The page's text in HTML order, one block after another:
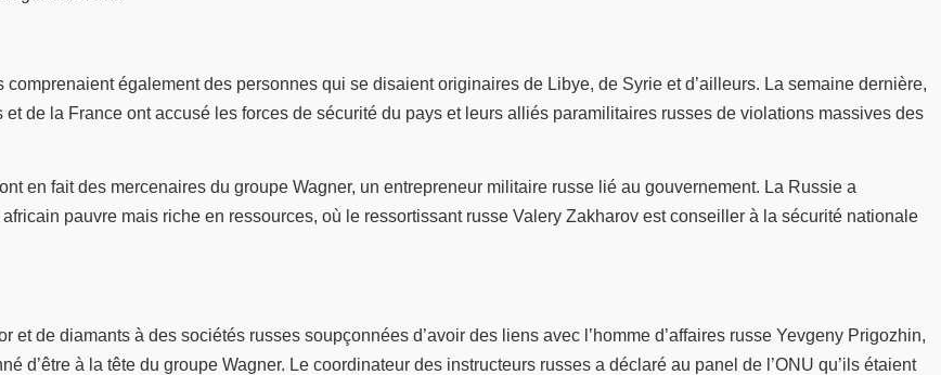
comprenaient également des personnes qui se disaient originaires de Libye, de Syrie et d’ailleurs. La semaine dernière,
et de la France ont accusé les forces de sécurité du pays et leurs alliés paramilitaires russes de violations massives des
en fait des mercenaires du groupe Wagner, un entrepreneur militaire russe lié au gouvernement. La Russie a
pauvre mais riche en ressources, où le ressortissant russe Valery Zakharov est conseiller à la sécurité nationale
et de diamants à des sociétés russes soupçonnées d’avoir des liens avec l’homme d’affaires russe Yevgeny Prigozhin,
d’être à la tête du groupe Wagner. Le coordinateur des instructeurs russes a déclaré au panel de l’ONU qu’ils étaient